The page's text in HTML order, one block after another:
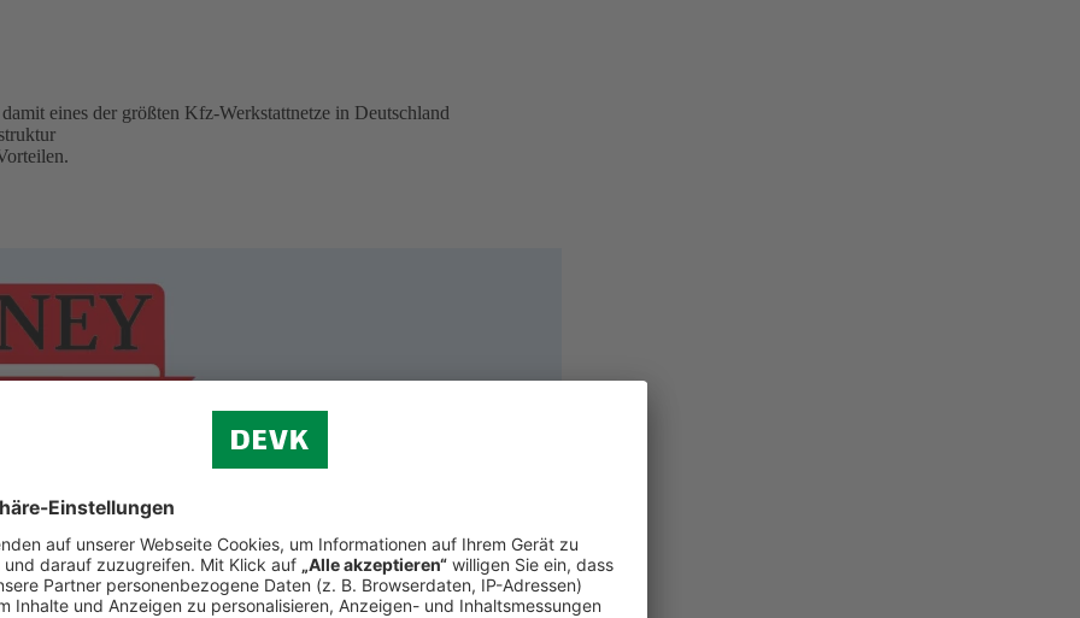
eines der größten Kfz-Werkstattnetze in Deutschland